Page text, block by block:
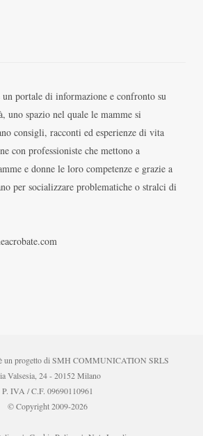
un portale di informazione e confronto su
uno spazio nel quale le mamme si
consigli, racconti ed esperienze di vita
con professioniste che mettono a
e donne le loro competenze e grazie a
per socializzare problematiche o stralci di
un progetto di SMH COMMUNICATION SRLS
Valsesia, 24 - 20152 Milano
P. IVA / C.F. 09690110961
© Copyright 2009-2026